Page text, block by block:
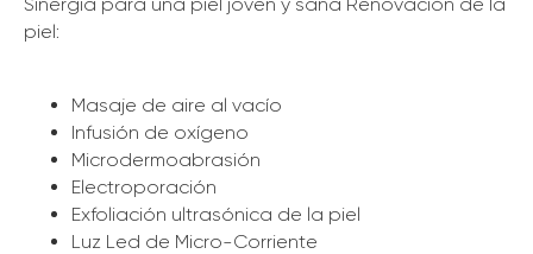
piel:
Masaje de aire al vacío
Infusión de oxígeno
Microdermoabrasión
Electroporación
Exfoliación ultrasónica de la piel
Luz Led de Micro-Corriente